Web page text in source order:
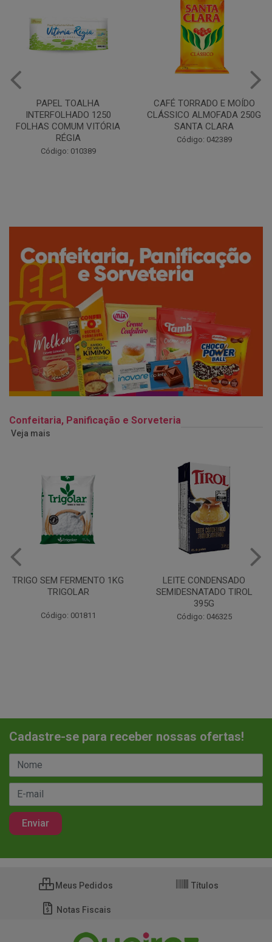
CAFÉ TORRADO E MOÍDO
CLÁSSICO ALMOFADA 250G
SANTA CLARA
Código: 042389
Copo Plástico Branco 180ml
Pacote c/100 - Cristalcopo
Código: 031413
Confeitaria, Panificação e Sorveteria
Veja mais
LEITE CONDENSADO
SEMIDESNATADO TIROL
Código: 046325
CHANTILINHO EM PO 400G
MIX
Código: 037442
Cadastre-se para receber nossas ofertas!
Meus Pedidos Títulos
Notas Fiscais